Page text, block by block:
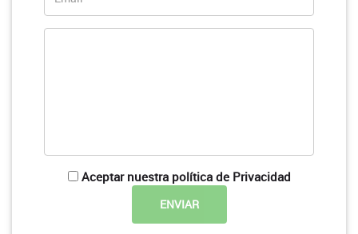
Aceptar nuestra política de Privacidad